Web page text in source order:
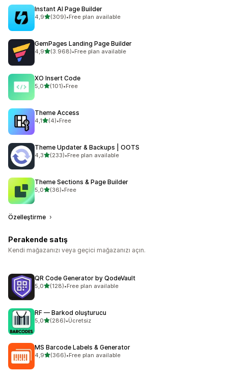
Instant AI Page Builder
4,95 yıldız üzerinden
(309)
toplam 309 değerlendirme
•Free plan available
GemPages Landing Page Builder
4,95 yıldız üzerinden
(3.968)
toplam 3968 değerlendirme
•Free plan available
XO Insert Code
5,05 yıldız üzerinden
(101)
toplam 101 değerlendirme
•Free
Theme Access
4,15 yıldız üzerinden
(4)
toplam 4 değerlendirme
•Free
Theme Updater & Backups | OOTS
4,35 yıldız üzerinden
(233)
toplam 233 değerlendirme
•Free plan available
Theme Sections & Page Builder
5,05 yıldız üzerinden
(36)
toplam 36 değerlendirme
•Free
Özelleştirme
Perakende satış
Kendi mağazanızı veya geçici mağazanızı açın.
QR Code Generator by QodeVault
5,05 yıldız üzerinden
(128)
toplam 128 değerlendirme
•Free plan available
RF — Barkod oluşturucu
5,05 yıldız üzerinden
(286)
toplam 286 değerlendirme
•Ücretsiz
MS Barcode Labels & Generator
4,95 yıldız üzerinden
(366)
toplam 366 değerlendirme
•Free plan available